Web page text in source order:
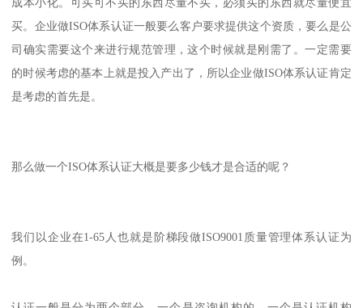
成本小化。可买可不买的东西尽量不买，必须买的东西就尽量便宜
买。企业做ISO体系认证一般要么客户要求提供这个资质，要么是公
司确实需要这个来进行规范管理，这个时候就是刚需了。一定需要
的时候考虑的基本上就是投入产出了，所以企业做ISO体系认证肯定
是考虑的首先是。
那么做一个ISO体系认证大概是要多少钱才是合适的呢？
我们以企业在1-65人也就是阶梯段做ISO9001质量管理体系认证为
例。